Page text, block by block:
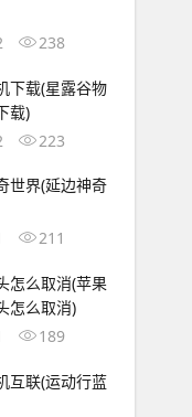
238
下载(星露谷物
载)
223
世界(延边神奇
211
怎么取消(苹果
怎么取消)
189
互联(运动行蓝